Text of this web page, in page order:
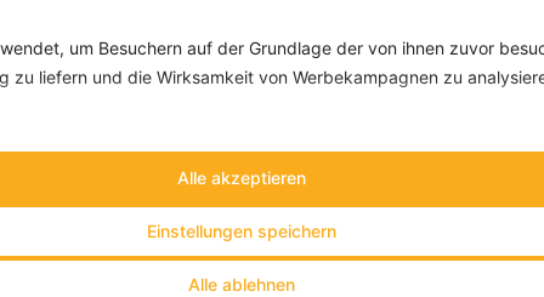
um Besuchern auf der Grundlage der von ihnen zuvor
zu liefern und die Wirksamkeit von Werbekampagnen zu
Alle ablehnen
Einstellungen speichern
Alle akzeptieren
Rezepte mit 500 bis 600 kcal
Rezepte
‹ ›
Eiweiß:29 g